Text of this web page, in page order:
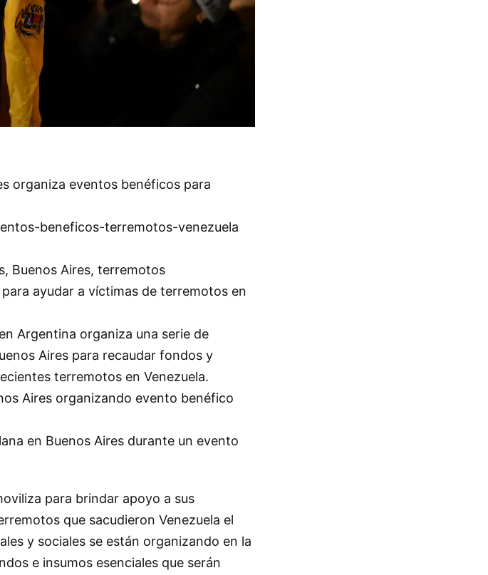
organiza eventos benéficos para
beneficos-terremotos-venezuela
Buenos Aires, terremotos
ayudar a víctimas de terremotos en
Argentina organiza una serie de
Aires para recaudar fondos y
terremotos en Venezuela.
Aires organizando evento benéfico
en Buenos Aires durante un evento
para brindar apoyo a sus
que sacudieron Venezuela el
y sociales se están organizando en la
e insumos esenciales que serán